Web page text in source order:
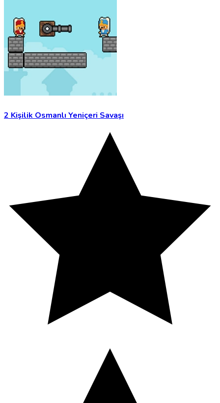
2 Kişilik Osmanlı Yeniçeri Savaşı